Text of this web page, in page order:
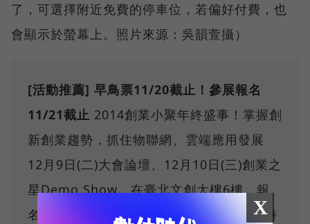
了，可選擇附近免費的停車位，若偏好付費，也
會顯示於螢幕上。照片來源：吳韻萱攝）
[活動推薦] 早鳥票11/20截止！參展報名
11/21截止 2014創業小聚年終盛事！掌握創
新創業趨勢，抓住物聯網、雲端應用發展
12月9日(二)大會論壇、12月10日(三)創業之
星Demo Show，在臺北文創大樓6樓。報
名方式
請參見活動網頁，快把握最後優惠時
X